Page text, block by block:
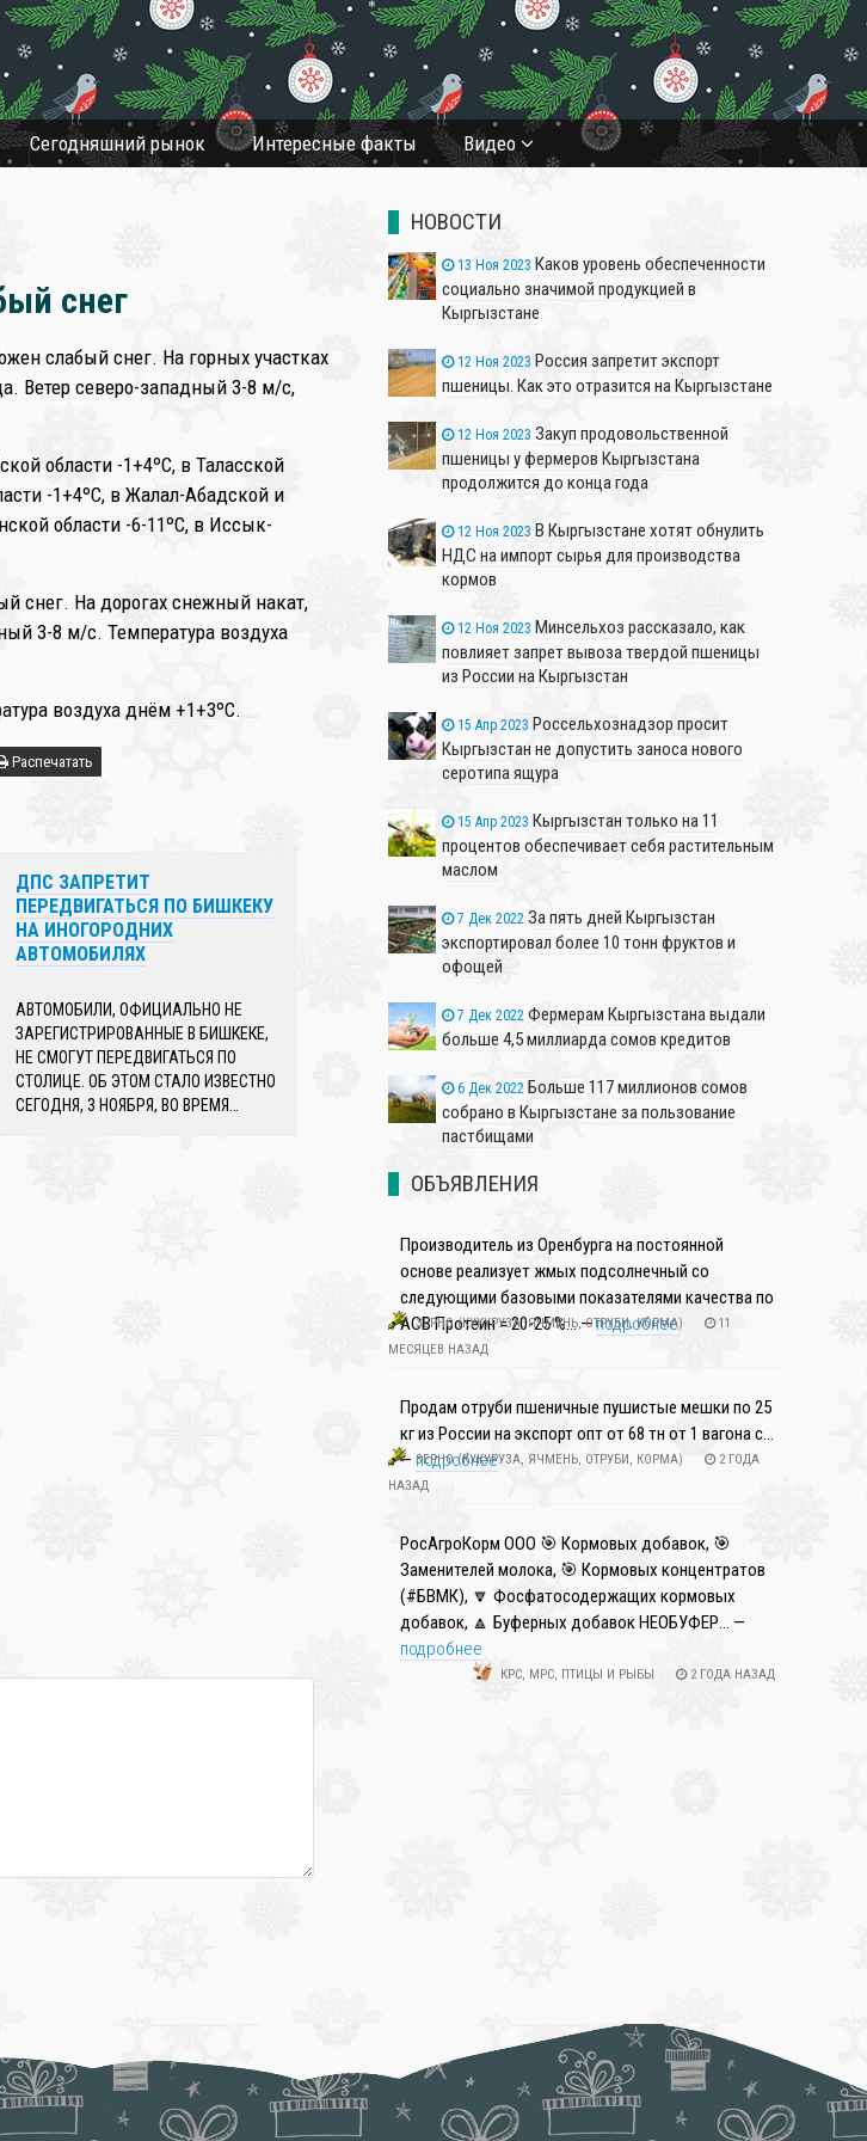
Cегодняшний рынок Интересные факты Видео
снег
слабый снег. На горных участках
Ветер северо-западный 3-8 м/с,
области -1+4ºС, в Таласской
-1+4ºС, в Жалал-Абадской и
области -6-11ºС, в Иссык-
снег. На дорогах снежный накат,
3-8 м/с. Температура воздуха
воздуха днём +1+3ºC.
Распечатать
ДПС ЗАПРЕТИТ
ПЕРЕДВИГАТЬСЯ ПО БИШКЕКУ
НА ИНОГОРОДНИХ
АВТОМОБИЛЯХ
АВТОМОБИЛИ, ОФИЦИАЛЬНО НЕ
ЗАРЕГИСТРИРОВАННЫЕ В БИШКЕКЕ,
НЕ СМОГУТ ПЕРЕДВИГАТЬСЯ ПО
СТОЛИЦЕ. ОБ ЭТОМ СТАЛО ИЗВЕСТНО
СЕГОДНЯ, 3 НОЯБРЯ, ВО ВРЕМЯ…
НОВОСТИ
13 Ноя 2023 Каков уровень обеспеченности
социально значимой продукцией в
Кыргызстане
12 Ноя 2023 Россия запретит экспорт
пшеницы. Как это отразится на Кыргызстане
12 Ноя 2023 Закуп продовольственной
пшеницы у фермеров Кыргызстана
продолжится до конца года
12 Ноя 2023 В Кыргызстане хотят обнулить
НДС на импорт сырья для производства
кормов
12 Ноя 2023 Минсельхоз рассказало, как
повлияет запрет вывоза твердой пшеницы
из России на Кыргызстан
15 Апр 2023 Россельхознадзор просит
Кыргызстан не допустить заноса нового
серотипа ящура
15 Апр 2023 Кыргызстан только на 11
процентов обеспечивает себя растительным
маслом
7 Дек 2022 За пять дней Кыргызстан
экспортировал более 10 тонн фруктов и
офощей
7 Дек 2022 Фермерам Кыргызстана выдали
больше 4,5 миллиарда сомов кредитов
6 Дек 2022 Больше 117 миллионов сомов
собрано в Кыргызстане за пользование
пастбищами
ОБЪЯВЛЕНИЯ
Производитель из Оренбурга на постоянной
основе реализует жмых подсолнечный со
следующими базовыми показателями качества по
АСВ Протеин = 20-25 %... —подробнее
ЗЕРНО (КУКУРУЗА, ЯЧМЕНЬ, ОТРУБИ, КОРМА)
11
МЕСЯЦЕВ НАЗАД
Продам отруби пшеничные пушистые мешки по 25
кг из России на экспорт опт от 68 тн от 1 вагона с...
—подробнее
ЗЕРНО (КУКУРУЗА, ЯЧМЕНЬ, ОТРУБИ, КОРМА)
2 ГОДА
НАЗАД
РосАгроКорм ООО 🎯 Кормовых добавок, 🎯
Заменителей молока, 🎯 Кормовых концентратов
(#БВМК), 🔽 Фосфатосодержащих кормовых
добавок, 🔼 Буферных добавок НЕОБУФЕР... —
подробнее
КРС, МРС, ПТИЦЫ И РЫБЫ 2 ГОДА НАЗАД
❄